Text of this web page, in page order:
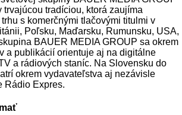
trvajúcou tradíciou, ktorá zaujíma
s komerčnými tlačovými titulmi v
Poľsku, Maďarsku, Rumunsku, USA,
BAUER MEDIA GROUP sa okrem
a publikácií orientuje aj na digitálne
a rádiových staníc. Na Slovensku do
okrem vydavateľstva aj nezávisle
Rádio Expres.